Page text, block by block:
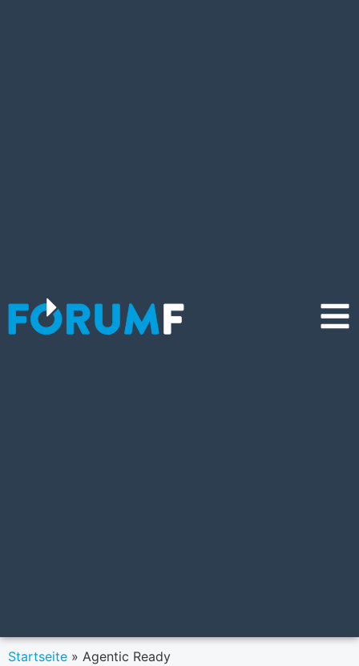
Startseite » Agentic Ready